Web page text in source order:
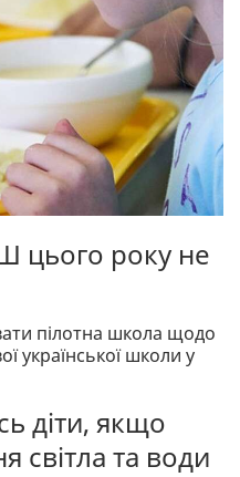
цього року не
пілотна школа щодо
української школи у
діти, якщо
світла та води